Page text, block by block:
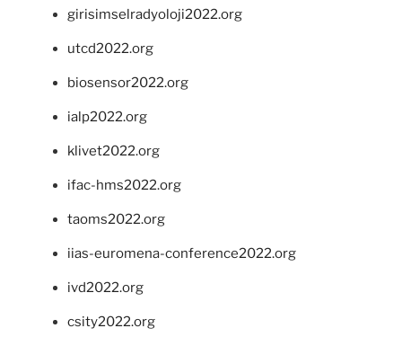
girisimselradyoloji2022.org
utcd2022.org
biosensor2022.org
ialp2022.org
klivet2022.org
ifac-hms2022.org
taoms2022.org
iias-euromena-conference2022.org
ivd2022.org
csity2022.org